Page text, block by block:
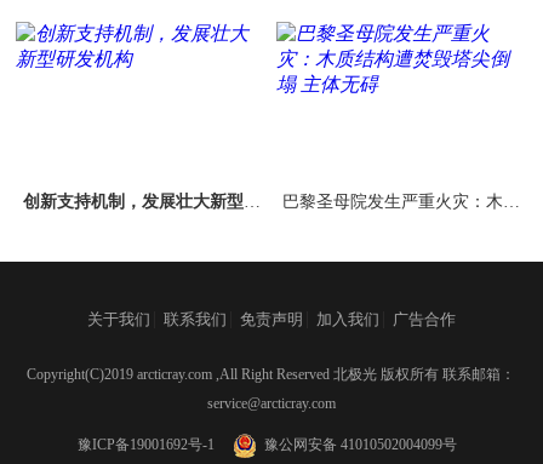
创新支持机制，发展壮大新型研
巴黎圣母院发生严重火灾：木质
关于我们 联系我们 免责声明 加入我们 广告合作
Copyright(C)2019 arcticray.com ,All Right Reserved 北极光 版权所有 联系邮箱：
service@arcticray.com
豫ICP备19001692号-1 豫公网安备 41010502004099号